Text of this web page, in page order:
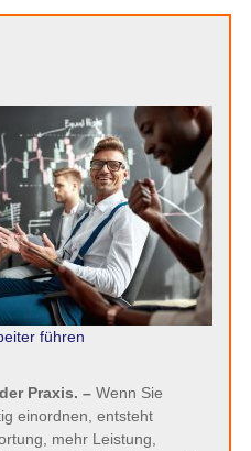
führen
Praxis. – Wenn Sie
einordnen, entsteht
mehr Leistung,